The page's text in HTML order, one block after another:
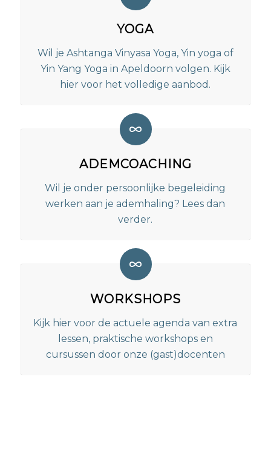
YOGA
Wil je Ashtanga Vinyasa Yoga, Yin yoga of
Yin Yang Yoga in Apeldoorn volgen. Kijk
hier voor het volledige aanbod.
ADEMCOACHING
Wil je onder persoonlijke begeleiding
werken aan je ademhaling? Lees dan
verder.
WORKSHOPS
Kijk hier voor de actuele agenda van extra
lessen, praktische workshops en
cursussen door onze (gast)docenten